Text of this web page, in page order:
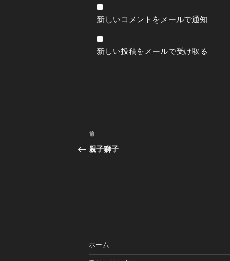
新しいコメントをメールで通知
新しい投稿をメールで受け取る
投
稿
シ
ョ
前
の
前
親子獅子
ホーム